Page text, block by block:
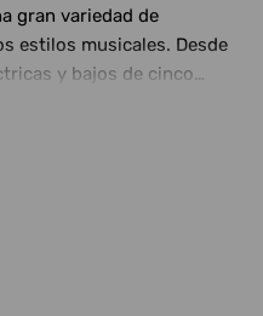
gran variedad de
estilos musicales. Desde
y bajos de cinco
amplificadores de